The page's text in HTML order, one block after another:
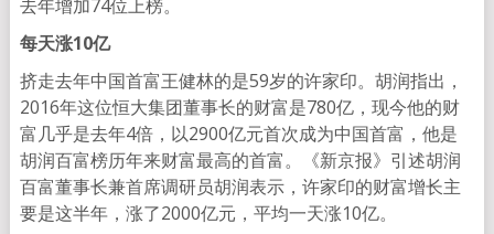
去年增加74位上榜。
每天涨10亿
挤走去年中国首富王健林的是59岁的许家印。胡润指出，
2016年这位恒大集团董事长的财富是780亿，现今他的财
富几乎是去年4倍，以2900亿元首次成为中国首富，他是
胡润百富榜历年来财富最高的首富。《新京报》引述胡润
百富董事长兼首席调研员胡润表示，许家印的财富增长主
要是这半年，涨了2000亿元，平均一天涨10亿。